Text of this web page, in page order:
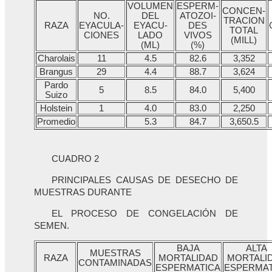
RAZA
NO.
EYACULA-
CIONES
VOLUMEN
DEL
EYACU-
LADO
(ML)
ESPERM-
ATOZOI-
DES
VIVOS
(%)
CONCEN-
TRACION
TOTAL
(MILL)
Charolais 11 4.5 82.6
3,352
Brangus
29 4.4 88.7
3,624
Pardo
Suizo
5 8.5 84.0
5,400
Holstein
1 4.0 83.0
2,250
Promedio
5.3 84.7 3,650.5
CUADRO 2
PRINCIPALES CAUSAS DE DESECHO DE
MUESTRAS DURANTE
EL PROCESO DE CONGELACIÓN DE
SEMEN.
RAZA
MUESTRAS
CONTAMINADAS
BAJA
MORTALIDAD
ESPERMATICA
ALTA